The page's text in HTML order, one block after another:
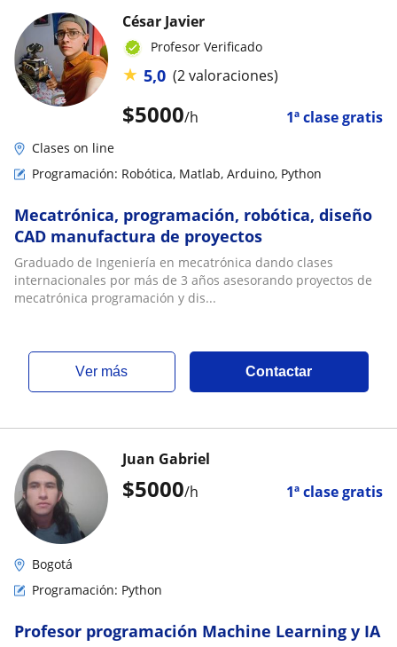
$5000/h 1ª clase gratis
César Javier
Profesor Verificado
★ 5,0 (2 valoraciones)
Clases on line
Programación: Robótica, Matlab, Arduino, Python
Mecatrónica, programación, robótica, diseño
CAD manufactura de proyectos
Graduado de Ingeniería en mecatrónica dando clases
internacionales por más de 3 años asesorando proyectos de
mecatrónica programación y dis...
ver más Contactar
$5000/h 1ª clase gratis
Juan Gabriel
Bogotá
Programación: Python
Profesor programación Machine Learning y IA